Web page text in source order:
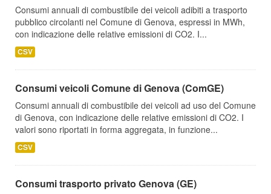
Consumi annuali di combustibile dei veicoli adibiti a trasporto
pubblico circolanti nel Comune di Genova, espressi in MWh,
con indicazione delle relative emissioni di CO2. I...
CSV
Consumi veicoli Comune di Genova (ComGE)
Consumi annuali di combustibile dei veicoli ad uso del Comune
di Genova, con indicazione delle relative emissioni di CO2. I
valori sono riportati in forma aggregata, in funzione...
CSV
Consumi trasporto privato Genova (GE)